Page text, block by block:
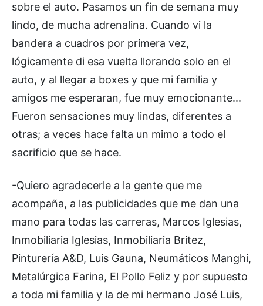
sobre el auto. Pasamos un fin de semana muy
lindo, de mucha adrenalina. Cuando vi la
bandera a cuadros por primera vez,
lógicamente di esa vuelta llorando solo en el
auto, y al llegar a boxes y que mi familia y
amigos me esperaran, fue muy emocionante...
Fueron sensaciones muy lindas, diferentes a
otras; a veces hace falta un mimo a todo el
sacrificio que se hace.
-Quiero agradecerle a la gente que me
acompaña, a las publicidades que me dan una
mano para todas las carreras, Marcos Iglesias,
Inmobiliaria Iglesias, Inmobiliaria Britez,
Pinturería A&D, Luis Gauna, Neumáticos Manghi,
Metalúrgica Farina, El Pollo Feliz y por supuesto
a toda mi familia y la de mi hermano José Luis,